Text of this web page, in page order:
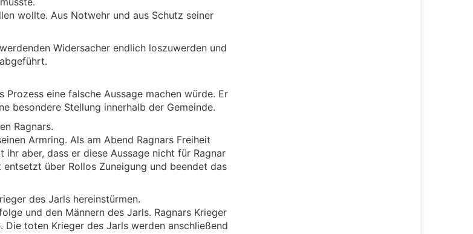
wollte. Aus Notwehr und aus Schutz seiner
Widersacher endlich loszuwerden und
eine falsche Aussage machen würde. Er
besondere Stellung innerhalb der Gemeinde.
Ragnars.
Armring. Als am Abend Ragnars Freiheit
aber, dass er diese Aussage nicht für Ragnar
über Rollos Zuneigung und beendet das
des Jarls hereinstürmen.
und den Männern des Jarls. Ragnars Krieger
toten Krieger des Jarls werden anschließend